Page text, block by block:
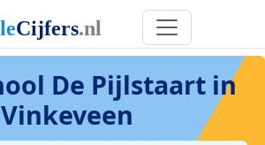
De Pijlstaart in
Vinkeveen